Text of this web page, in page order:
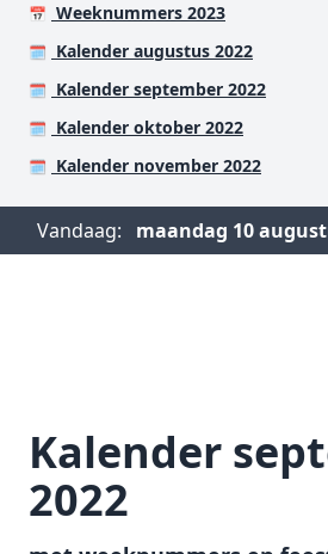
📅 Weeknummers 2023
🗓️ Kalender augustus 2022
🗓️ Kalender september 2022
🗓️ Kalender oktober 2022
🗓️ Kalender november 2022
Vandaag: maandag 10
Kalender
2022